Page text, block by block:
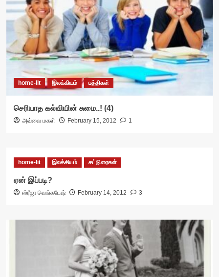
home-lit இலக்கியம் பத்திகள்
செரியாத கல்வியின் சுமை..! (4)
அவ்வை மகள் February 15, 2012 1
home-lit இலக்கியம் கட்டுரைகள்
ஏன் இப்படி?
ஸ்ரீஜா வெங்கடேஷ் February 14, 2012 3